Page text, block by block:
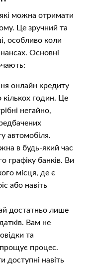
можна отримати
Це зручний та
особливо коли
Основні
онлайн кредиту
кількох годин. Це
негайно,
автомобіля.
в будь-який час
графіку банків. Ви
місця, де є
або навіть
достатньо лише
Вам не
та
процес.
доступні навіть